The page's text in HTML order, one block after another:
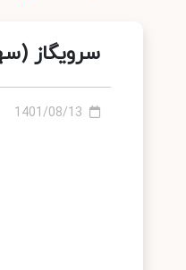
سرویگاز
1401/08/13